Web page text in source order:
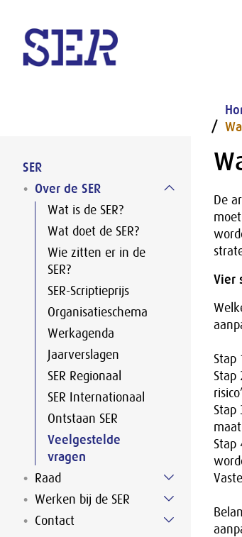
SER
Over de SER
Wat is de SER?
Wat doet de SER?
Wie zitten er in de
SER?
SER-Scriptieprijs
Organisatieschema
Werkagenda
Jaarverslagen
SER Regionaal
SER Internationaal
Ontstaan SER
Veelgestelde
vragen
Raad
Werken bij de SER
Contact
De
Vier
Stap
Stap
Stap
Stap